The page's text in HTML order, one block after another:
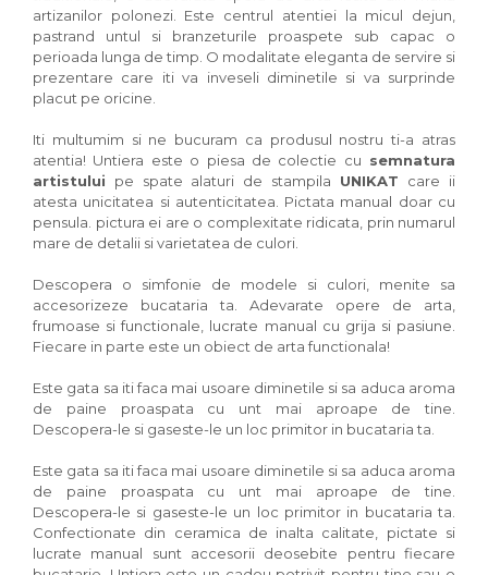
artizanilor polonezi. Este centrul atentiei la micul dejun,
pastrand untul si branzeturile proaspete sub capac o
perioada lunga de timp. O modalitate eleganta de servire si
prezentare care iti va inveseli diminetile si va surprinde
placut pe oricine.
Iti multumim si ne bucuram ca produsul nostru ti-a atras
atentia! Untiera este o piesa de colectie cu semnatura
artistului pe spate alaturi de stampila UNIKAT care ii
atesta unicitatea si autenticitatea. Pictata manual doar cu
pensula. pictura ei are o complexitate ridicata, prin numarul
mare de detalii si varietatea de culori.
Descopera o simfonie de modele si culori, menite sa
accesorizeze bucataria ta. Adevarate opere de arta,
frumoase si functionale, lucrate manual cu grija si pasiune.
Fiecare in parte este un obiect de arta functionala!
Este gata sa iti faca mai usoare diminetile si sa aduca aroma
de paine proaspata cu unt mai aproape de tine.
Descopera-le si gaseste-le un loc primitor in bucataria ta.
Este gata sa iti faca mai usoare diminetile si sa aduca aroma
de paine proaspata cu unt mai aproape de tine.
Descopera-le si gaseste-le un loc primitor in bucataria ta.
Confectionate din ceramica de inalta calitate, pictate si
lucrate manual sunt accesorii deosebite pentru fiecare